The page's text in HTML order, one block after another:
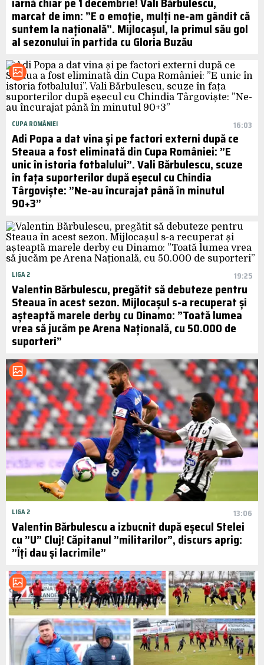
marcat de imn: ”E o emoție, mulți ne-am gândit că
suntem la națională”. Mijlocașul, la primul său gol
al sezonului în partida cu Gloria Buzău
CUPA ROMÂNIEI 16:03
Adi Popa a dat vina și pe factori externi după ce
Steaua a fost eliminată din Cupa României: ”E
unic în istoria fotbalului”. Vali Bărbulescu, scuze
în fața suporterilor după eșecul cu Chindia
Târgoviște: ”Ne-au încurajat până în minutul
90+3”
LIGA 2 19:25
Valentin Bărbulescu, pregătit să debuteze pentru
Steaua în acest sezon. Mijlocașul s-a recuperat și
așteaptă marele derby cu Dinamo: ”Toată lumea
vrea să jucăm pe Arena Națională, cu 50.000 de
suporteri”
LIGA 2 13:06
Valentin Bărbulescu a izbucnit după eșecul Stelei
cu ”U” Cluj! Căpitanul ”militarilor”, discurs aprig:
”Îți dau și lacrimile”